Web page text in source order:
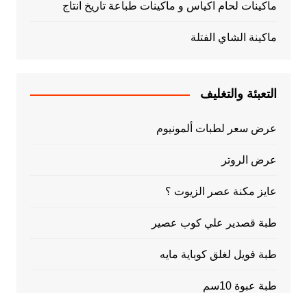
ماكينات لحام اكياس و ماكينات طباعة تاريخ انتاج
ماكينة الشاي الفتلة
التعبئة والتغليف
عرض سعر لطبات ألمونيوم
عرض الروتر
عايز مكنة عصر الزيوت ؟
طبة قصدير علي كوب عصير
طبة فويل لغلق كوباية مايه
طبة عبوة 10سم